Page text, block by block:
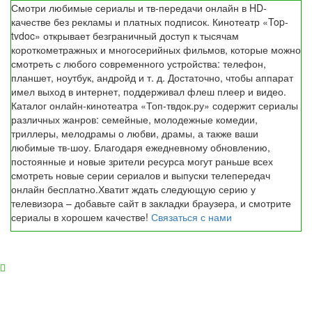
Смотри любимые сериалы и тв-передачи онлайн в HD-
качестве без рекламы и платных подписок. Кинотеатр «Top-
tvdoc» открывает безграничный доступ к тысячам
короткометражных и многосерийных фильмов, которые можно
смотреть с любого современного устройства: телефон,
планшет, ноутбук, андройд и т. д. Достаточно, чтобы аппарат
имел выход в интернет, поддерживал флеш плеер и видео.
Каталог онлайн-кинотеатра «Топ-твдок.ру» содержит сериалы
различных жанров: семейные, молодежные комедии,
триллеры, мелодрамы о любви, драмы, а также ваши
любимые тв-шоу. Благодаря ежедневному обновлению,
постоянные и новые зрители ресурса могут раньше всех
смотреть новые серии сериалов и выпуски телепередач
онлайн бесплатно.Хватит ждать следующую серию у
телевизора – добавьте сайт в закладки браузера, и смотрите
сериалы в хорошем качестве! Связаться с нами